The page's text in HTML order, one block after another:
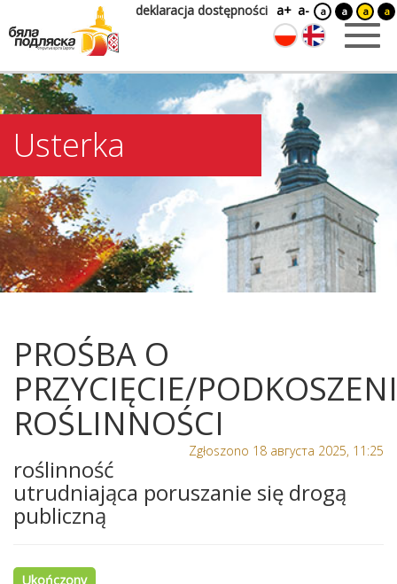
deklaracja dostępności a+ a- a a a a
Usterka
PROŚBA O
PRZYCIĘCIE/
ROŚLINNOŚCI
Zgłoszono 18 августа 2025, 11:25
roślinność
utrudniająca poruszanie się drogą
publiczną
Ukończony